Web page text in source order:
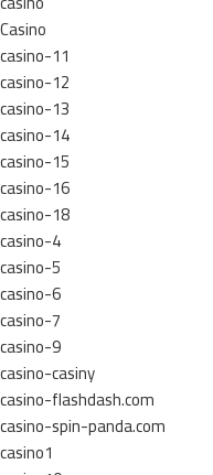
Casino
casino-11
casino-12
casino-13
casino-14
casino-15
casino-16
casino-18
casino-4
casino-5
casino-6
casino-7
casino-9
casino-casiny
casino-flashdash.com
casino-spin-panda.com
casino1